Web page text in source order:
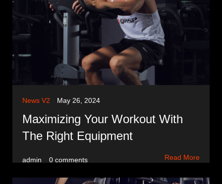
News V2 May 26, 2024
Maximizing Your Workout With
The Right Equipment
admin 0 comments Read More